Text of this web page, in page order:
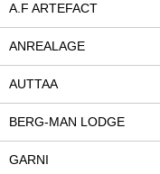
A.F ARTEFACT
ANREALAGE
AUTTAA
BERG-MAN LODGE
GARNI